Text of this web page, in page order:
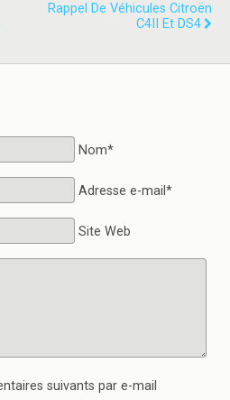
Rappel De Véhicules Citroën
C4II Et DS4
Nom*
Adresse e-mail*
Site Web
suivants par e-mail